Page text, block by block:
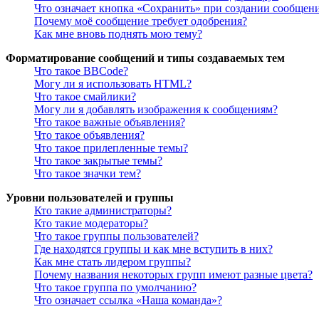
Что означает кнопка «Сохранить» при создании
Почему моё сообщение требует одобрения?
Как мне вновь поднять мою тему?
Форматирование сообщений и типы создаваемых тем
Что такое BBCode?
Могу ли я использовать HTML?
Что такое смайлики?
Могу ли я добавлять изображения к сообщениям?
Что такое важные объявления?
Что такое объявления?
Что такое прилепленные темы?
Что такое закрытые темы?
Что такое значки тем?
Уровни пользователей и группы
Кто такие администраторы?
Кто такие модераторы?
Что такое группы пользователей?
Где находятся группы и как мне вступить в них?
Как мне стать лидером группы?
Почему названия некоторых групп имеют разные цвета?
Что такое группа по умолчанию?
Что означает ссылка «Наша команда»?